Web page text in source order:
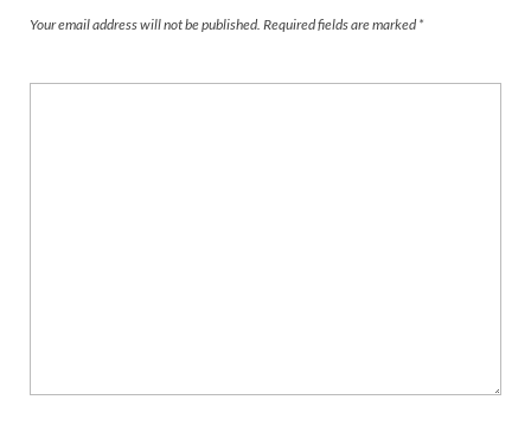
Your email address will not be published. Required fields are marked *